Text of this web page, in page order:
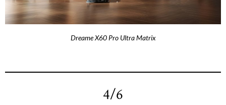
Dreame X60 Pro Ultra Matrix
4/6